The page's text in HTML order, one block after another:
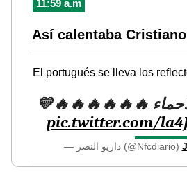
11:59 a.m
Así calentaba Cristiano
El portugués se lleva los
🔥🔥🔥🔥🔥🔥💛
pic.twitter.com/
— داريو النصر (@Nfcdiario)